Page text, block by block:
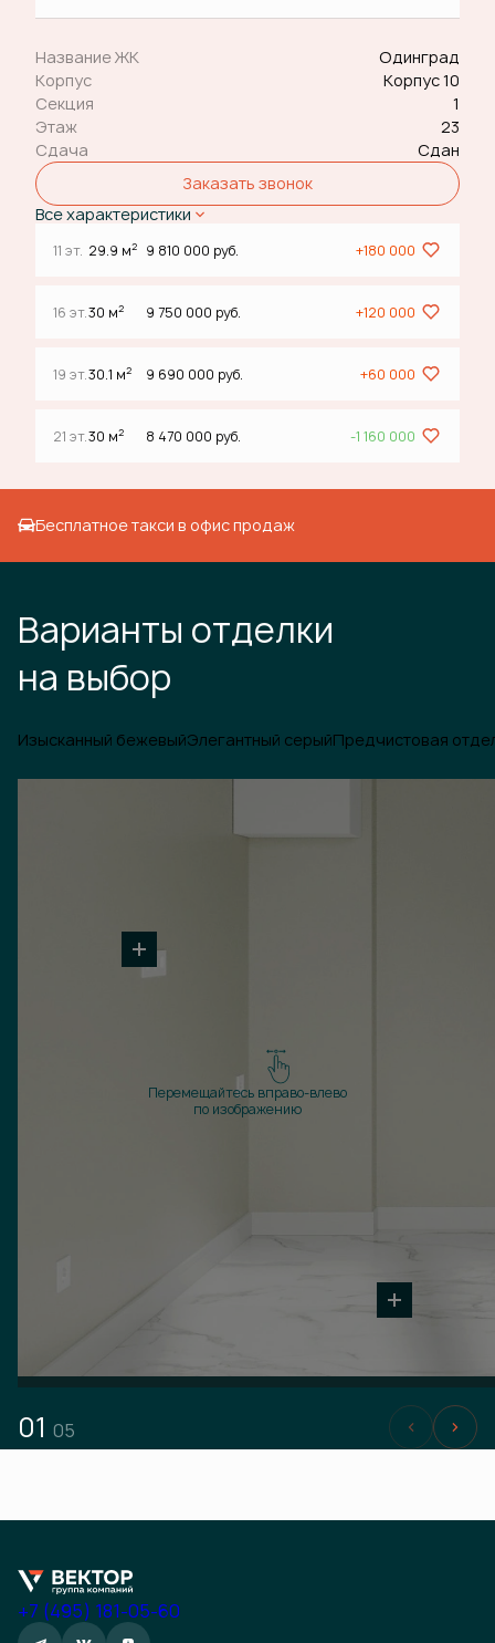
Название ЖК
Одинград
Корпус
Корпус 10
Секция
1
Этаж
23
Сдача
Сдан
Заказать звонок
Все характеристики
11 эт. 29.9 м2 9 810 000 руб. +180 000
16 эт.30 м2 9 750 000 руб. +120 000
19 эт.30.1 м2 9 690 000 руб. +60 000
21 эт.30 м2 8 470 000 руб. -1 160 000
Бесплатное такси в офис продаж
Варианты отделки
на выбор
Изысканный бежевыйЭлегантный серыйПредчистовая
Перемещайтесь вправо-влево
по изображению
01 05
+7 (495) 181-05-60